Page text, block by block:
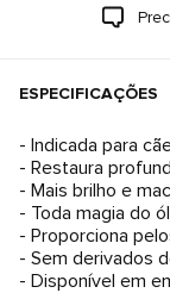
ESPECIFICAÇÕES
- Indicada para
- Restaura
- Mais brilho e
- Toda magia do
- Proporciona
- Sem derivados
- Disponível em